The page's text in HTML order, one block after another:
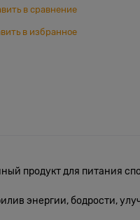
в сравнение
в избранное
продукт для питания
энергии, бодрости,